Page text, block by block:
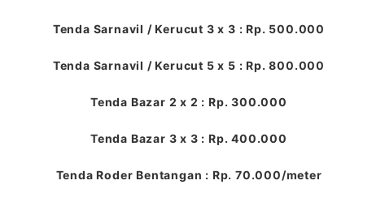
Tenda Sarnavil / Kerucut 3 x 3 : Rp. 500.000
Tenda Sarnavil / Kerucut 5 x 5 : Rp. 800.000
Tenda Bazar 2 x 2 : Rp. 300.000
Tenda Bazar 3 x 3 : Rp. 400.000
Tenda Roder Bentangan : Rp. 70.000/meter